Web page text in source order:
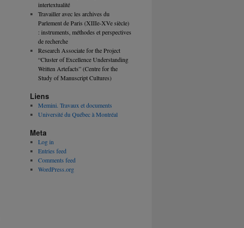
intertextualité
Travailler avec les archives du
Parlement de Paris (XIIIe-XVe siècle)
: instruments, méthodes et perspectives
de recherche
Research Associate for the Project
“Cluster of Excellence Understanding
Written Artefacts” (Centre for the
Study of Manuscript Cultures)
Liens
Memini. Travaux et documents
Université du Québec à Montréal
Meta
Log in
Entries feed
Comments feed
WordPress.org